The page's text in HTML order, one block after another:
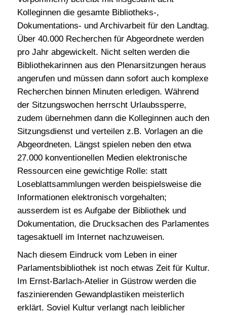
Kolleginnen die gesamte Bibliotheks-,
Dokumentations- und Archivarbeit für den Landtag.
Über 40.000 Recherchen für Abgeordnete werden
pro Jahr abgewickelt. Nicht selten werden die
Bibliothekarinnen aus den Plenarsitzungen heraus
angerufen und müssen dann sofort auch komplexe
Recherchen binnen Minuten erledigen. Während
der Sitzungswochen herrscht Urlaubssperre,
zudem übernehmen dann die Kolleginnen auch den
Sitzungsdienst und verteilen z.B. Vorlagen an die
Abgeordneten. Längst spielen neben den etwa
27.000 konventionellen Medien elektronische
Ressourcen eine gewichtige Rolle: statt
Loseblattsammlungen werden beispielsweise die
Informationen elektronisch vorgehalten;
ausserdem ist es Aufgabe der Bibliothek und
Dokumentation, die Drucksachen des Parlamentes
tagesaktuell im Internet nachzuweisen.
Nach diesem Eindruck vom Leben in einer
Parlamentsbibliothek ist noch etwas Zeit für Kultur.
Im Ernst-Barlach-Atelier in Güstrow werden die
faszinierenden Gewandplastiken meisterlich
erklärt. Soviel Kultur verlangt nach leiblicher